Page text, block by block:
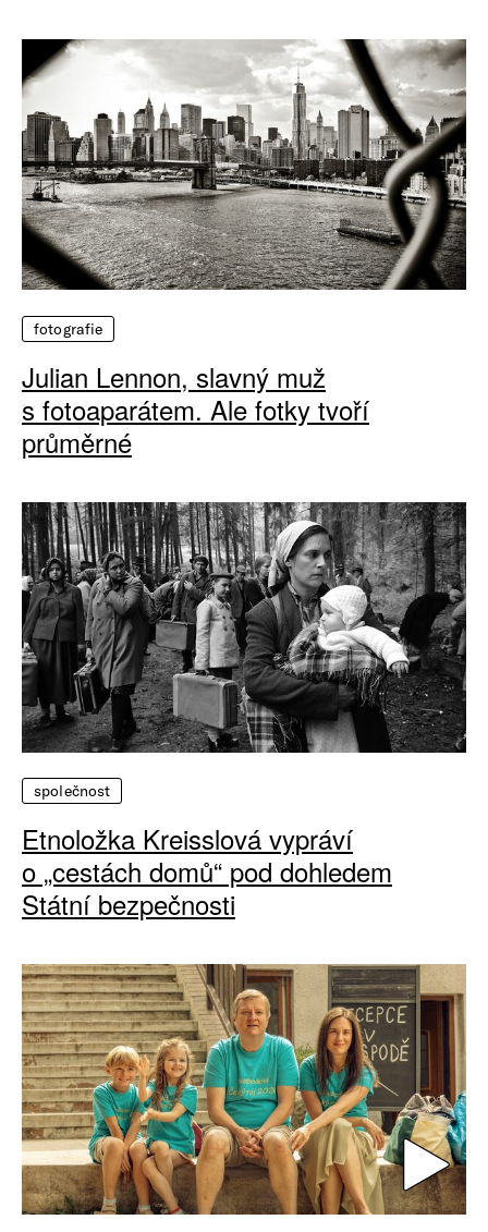
fotografie
Julian Lennon, slavný muž
s fotoaparátem. Ale fotky tvoří
průměrné
společnost
Etnoložka Kreisslová vypráví
o „cestách domů“ pod dohledem
Státní bezpečnosti